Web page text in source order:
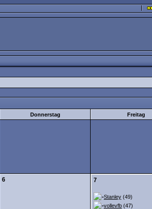
Donnerstag Freitag
6 7
Stanley (49)
vollevfb (47)